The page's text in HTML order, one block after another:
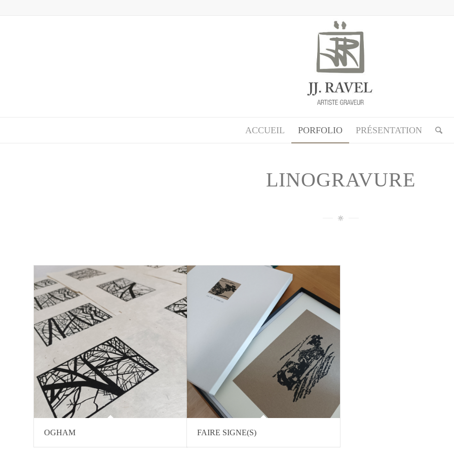
ACCUEIL PORFOLIO PRÉSENTATION
LINOGRAVURE
OGHAM FAIRE SIGNE(S)